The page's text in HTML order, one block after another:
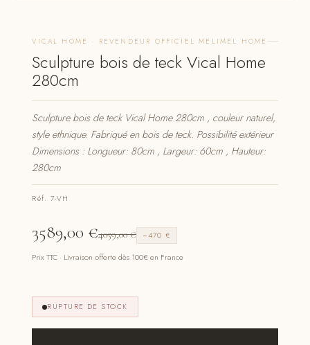
VICAL HOME · REVENDEUR OFFICIEL MELIMEL HOME
Sculpture bois de teck Vical Home
280cm
Sculpture bois de teck Vical Home 280cm , couleur naturel,
style ethnique. Fabriqué en bois de teck. Possibilité extérieur
Dimensions : Longueur: 80cm , Largeur: 60cm , Hauteur:
280cm
Réf. 7-VH
3589,00 €4059,00€ −470 €
Prix TTC · Livraison offerte dès 100€ en France
RUPTURE DE STOCK